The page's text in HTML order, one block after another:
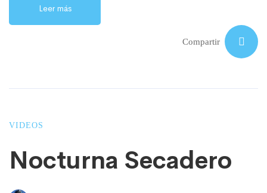
Leer más
Compartir
VIDEOS
Nocturna Secadero